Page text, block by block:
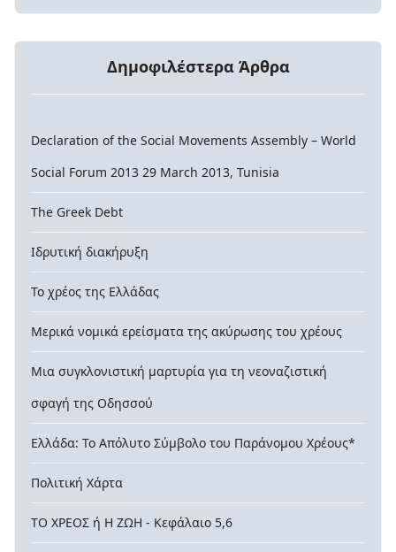
Δημοφιλέστερα Άρθρα
Declaration of the Social Movements Assembly – World
Social Forum 2013 29 March 2013, Tunisia
The Greek Debt
Ιδρυτική διακήρυξη
Το χρέος της Ελλάδας
Μερικά νομικά ερείσματα της ακύρωσης του χρέους
Μια συγκλονιστική μαρτυρία για τη νεοναζιστική
σφαγή της Οδησσού
Ελλάδα: Το Απόλυτο Σύμβολο του Παράνομου Χρέους*
Πολιτική Χάρτα
ΤΟ ΧΡΕΟΣ ή Η ΖΩΗ - Κεφάλαιο 5,6